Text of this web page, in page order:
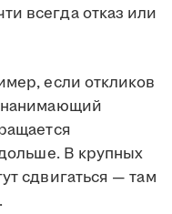
всегда отказ или
если откликов
нанимающий
В крупных
сдвигаться — там